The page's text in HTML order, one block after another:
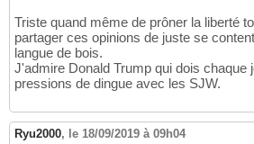
Triste quand même de prôner la liberté
partager ces opinions de juste se
langue de bois.
J'admire Donald Trump qui dois chaque
pressions de dingue avec les SJW.
Ryu2000, le 18/09/2019 à 09h04